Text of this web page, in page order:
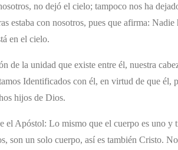
no dejó el cielo; tampoco nos ha
estaba con nosotros, pues que afirma:
en el cielo.
de la unidad que existe entre él, nuestra
Identificados con él, en virtud de que
hijos de Dios.
el Apóstol: Lo mismo que el cuerpo es uno
son un solo cuerpo, así es también Cristo.